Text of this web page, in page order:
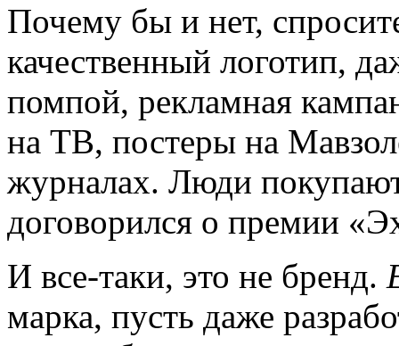
Почему бы и нет,
качественный логотип,
помпой, рекламная
на ТВ, постеры на
журналах. Люди
договорился о премии
И все-таки, это не бренд.
марка, пусть даже